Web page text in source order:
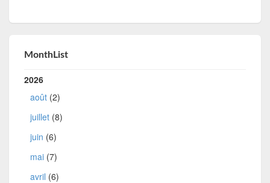
MonthList
2026
août (2)
juillet (8)
juin (6)
mai (7)
avril (6)